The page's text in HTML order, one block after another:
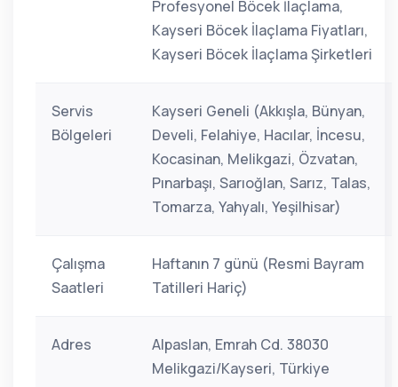
Profesyonel Böcek İlaçlama,
Kayseri Böcek İlaçlama Fiyatları,
Kayseri Böcek İlaçlama Şirketleri
Servis
Bölgeleri
Kayseri Geneli (Akkışla, Bünyan,
Develi, Felahiye, Hacılar, İncesu,
Kocasinan, Melikgazi, Özvatan,
Pınarbaşı, Sarıoğlan, Sarız, Talas,
Tomarza, Yahyalı, Yeşilhisar)
Çalışma
Saatleri
Haftanın 7 günü (Resmi Bayram
Tatilleri Hariç)
Adres
Alpaslan, Emrah Cd. 38030
Melikgazi/Kayseri, Türkiye